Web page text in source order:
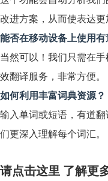
改进方案，从而使表达更
能否在移动设备上使用有
当然可以！我们只需在
效翻译服务，非常方便。
如何利用丰富词典资源？
输入单词或短语，有道
们更深入理解每个词汇。
请点击这里 了解更